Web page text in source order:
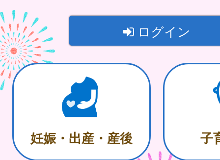
ログイン
妊娠・出産・産後 子